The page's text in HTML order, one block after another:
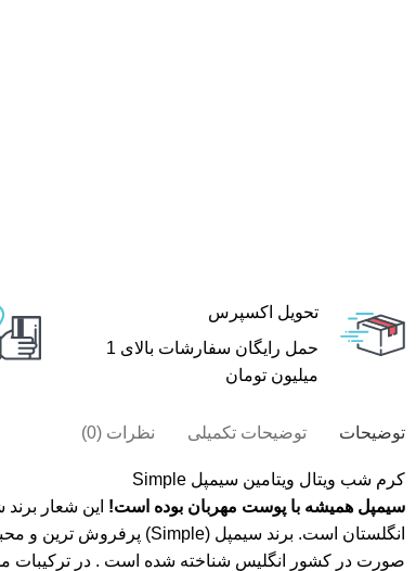
تحویل اکسپرس
حمل رایگان سفارشات بالای 1
میلیون تومان
توضیحات توضیحات تکمیلی نظرات (0)
کرم شب ویتال ویتامین سیمپل Simple
سیمپل همیشه با پوست مهربان بوده است! این شعار
انگلستان است. برند سیمپل (Simple)
پرفروش‌ ترین و
صورت در کشور انگلیس شناخته شده است . در ترکیبات